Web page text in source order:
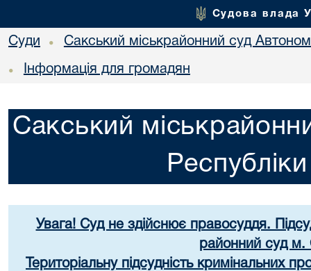
Судова влада
Суди • Сакський міськрайонний суд
• Інформація для громадян
Сакський
Увага! Суд не здійснює правосуддя.
районний суд м.
Територіальну підсудність кримінальних